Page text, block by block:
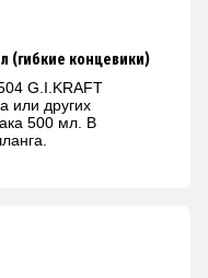
(гибкие концевики)
G.I.KRAFT
или других
500 мл. В